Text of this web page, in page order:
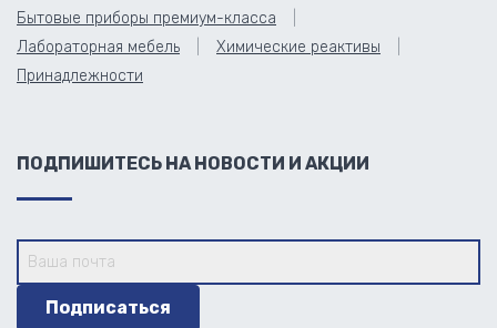
Бытовые приборы премиум-класса
Лабораторная мебель
Химические реактивы
Принадлежности
ПОДПИШИТЕСЬ НА НОВОСТИ И АКЦИИ